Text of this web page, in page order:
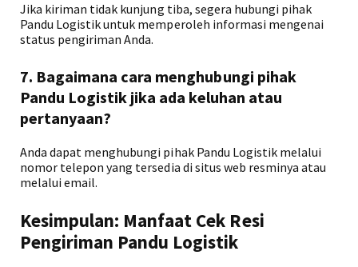
Jika kiriman tidak kunjung tiba, segera hubungi pihak
Pandu Logistik untuk memperoleh informasi mengenai
status pengiriman Anda.
7. Bagaimana cara menghubungi pihak
Pandu Logistik jika ada keluhan atau
pertanyaan?
Anda dapat menghubungi pihak Pandu Logistik melalui
nomor telepon yang tersedia di situs web resminya atau
melalui email.
Kesimpulan: Manfaat Cek Resi
Pengiriman Pandu Logistik